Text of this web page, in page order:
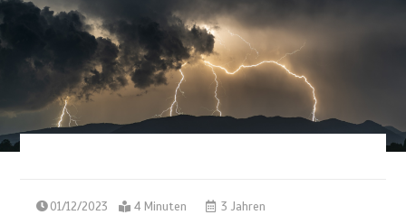
01/12/2023 4 Minuten 3 Jahren